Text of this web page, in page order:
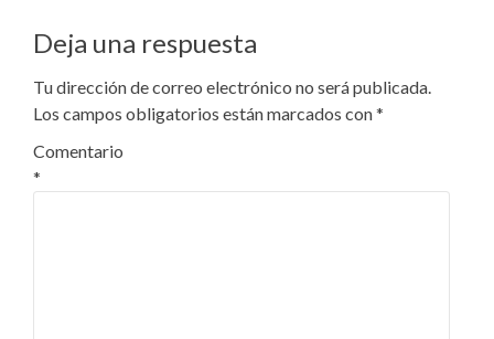
Deja una respuesta
Tu dirección de correo electrónico no será publicada.
Los campos obligatorios están marcados con*
Comentario
*